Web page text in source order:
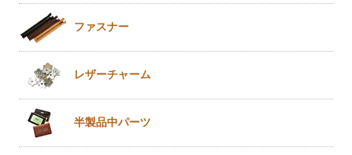
ファスナー
レザーチャーム
半製品中パーツ